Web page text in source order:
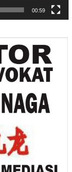
00:59